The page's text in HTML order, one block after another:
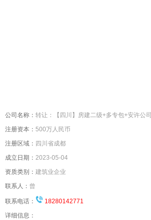
公司名称： 转让：【四川】房建二级+多专包+安许公司
注册资本： 500万人民币
注册区域： 四川省成都
成立日期： 2023-05-04
资质类别： 建筑业企业
联系人： 曾
联系电话：
18280142771
详细信息：